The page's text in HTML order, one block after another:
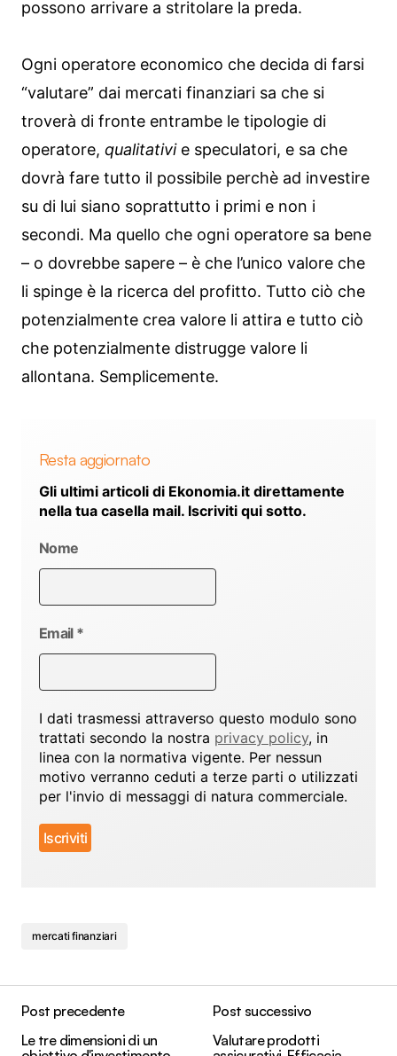
possono arrivare a stritolare la preda.
Ogni operatore economico che decida di farsi
“valutare” dai mercati finanziari sa che si
troverà di fronte entrambe le tipologie di
operatore, qualitativie speculatori, e sa che
dovrà fare tutto il possibile perchè ad investire
su di lui siano soprattutto i primi e non i
secondi. Ma quello che ogni operatore sa bene
– o dovrebbe sapere – è che l’unico valore che
li spinge è la ricerca del profitto. Tutto ciò che
potenzialmente crea valore li attira e tutto ciò
che potenzialmente distrugge valore li
allontana. Semplicemente.
Resta aggiornato
Gli ultimi articoli di Ekonomia.it direttamente
nella tua casella mail. Iscriviti qui sotto.
Nome
Email *
I dati trasmessi attraverso questo modulo sono
trattati secondo la nostra privacy policy, in
linea con la normativa vigente. Per nessun
motivo verranno ceduti a terze parti o utilizzati
per l'invio di messaggi di natura commerciale.
mercati finanziari
Post precedente
Le tre dimensioni di un
Post successivo
Valutare prodotti